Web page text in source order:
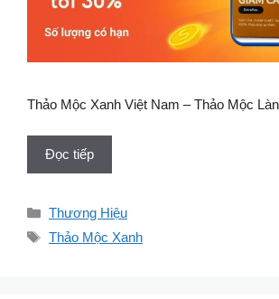
Thảo Mộc Xanh Việt Nam – Thảo Mộc
Đọc tiếp
Danh
mục
Thương Hiệu
Thẻ
Thảo Mộc Xanh